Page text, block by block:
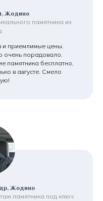
Жодино
памятника из
и приемлимые цены.
очень порадовало.
памятника бесплатно,
в августе. Смело
Жодино
памятника под ключ